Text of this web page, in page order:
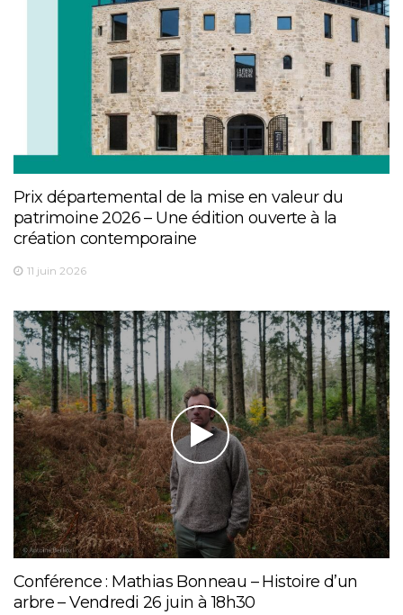
Prix départemental de la mise en valeur du
patrimoine 2026 – Une édition ouverte à la
création contemporaine
11 juin 2026
Conférence : Mathias Bonneau – Histoire d’un
arbre – Vendredi 26 juin à 18h30